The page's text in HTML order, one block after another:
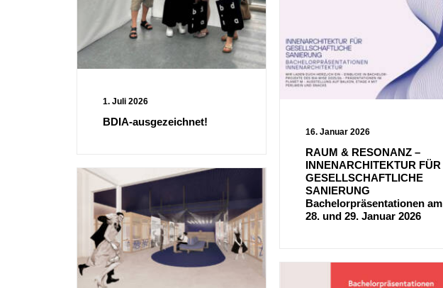
1. Juli 2026
BDIA-ausgezeichnet!
16. Januar 2026
RAUM & RESONANZ –
INNENARCHITEKTUR FÜR
GESELLSCHAFTLICHE
SANIERUNG
Bachelorpräsentationen am
28. und 29. Januar 2026